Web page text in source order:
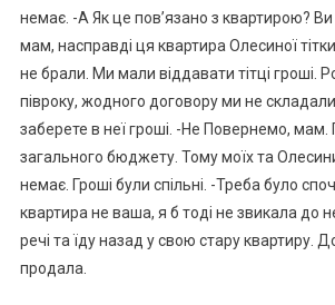
немає. -А Як це пов’язано з квартирою? Ви
мам, насправді ця квартира Олесиної
не брали. Ми мали віддавати тітці гроші.
півроку, жодного договору ми не
заберете в неї гроші. -Не Повернемо, мам.
загального бюджету. Тому моїх та
немає. Гроші були спільні. -Треба було
квартира не ваша, я б тоді не звикала до
речі та їду назад у свою стару квартиру.
продала.